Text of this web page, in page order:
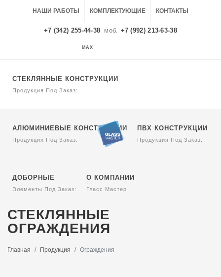
НАШИ РАБОТЫ КОМПЛЕКТУЮЩИЕ КОНТАКТЫ
+7 (342) 255-44-38 моб. +7 (992) 213-63-38
MAX
СТЕКЛЯННЫЕ КОНСТРУКЦИИ
Продукция Под Заказ:
АЛЮМИНИЕВЫЕ КОНСТРУКЦИИ
Продукция Под Заказ:
ПВХ КОНСТРУКЦИИ
Продукция Под Заказ:
ДОБОРНЫЕ
Элементы Под Заказ:
О КОМПАНИИ
Гласс Мастер
СТЕКЛЯННЫЕ
ОГРАЖДЕНИЯ
Главная Продукция Ограждения